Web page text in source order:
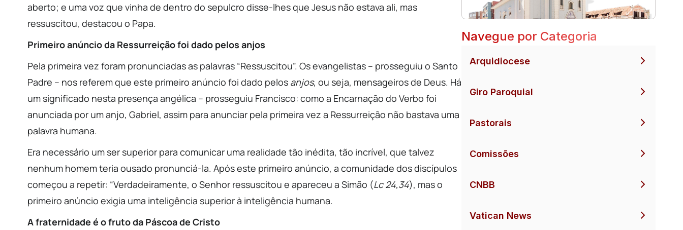
aberto; e uma voz que vinha de dentro do sepulcro disse-lhes que Jesus não estava ali, mas
ressuscitou, destacou o Papa.
Primeiro anúncio da Ressurreição foi dado pelos anjos
Pela primeira vez foram pronunciadas as palavras “Ressuscitou”. Os evangelistas – prosseguiu o Santo
Padre – nos referem que este primeiro anúncio foi dado pelos anjos, ou seja, mensageiros de Deus. Há
um significado nesta presença angélica – prosseguiu Francisco: como a Encarnação do Verbo foi
anunciada por um anjo, Gabriel, assim para anunciar pela primeira vez a Ressurreição não bastava uma
palavra humana.
Era necessário um ser superior para comunicar uma realidade tão inédita, tão incrível, que talvez
nenhum homem teria ousado pronunciá-la. Após este primeiro anúncio, a comunidade dos discípulos
começou a repetir: “Verdadeiramente, o Senhor ressuscitou e apareceu a Simão (Lc 24,34), mas o
primeiro anúncio exigia uma inteligência superior à inteligência humana.
A fraternidade é o fruto da Páscoa de Cristo
Navegue por Categoria
Arquidiocese
Giro Paroquial
Pastorais
Comissões
CNBB
Vatican News